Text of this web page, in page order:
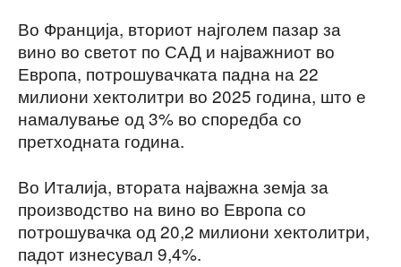
Во Франција, вториот најголем пазар за
вино во светот по САД и најважниот во
Европа, потрошувачката падна на 22
милиони хектолитри во 2025 година, што е
намалување од 3% во споредба со
претходната година.
Во Италија, втората најважна земја за
производство на вино во Европа со
потрошувачка од 20,2 милиони хектолитри,
падот изнесувал 9,4%.